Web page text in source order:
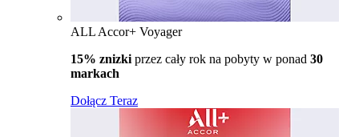
ALL Accor+ Voyager
15% znizki przez cały rok na pobyty w ponad 30
markach
Dołącz Teraz